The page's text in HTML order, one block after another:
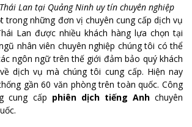
Lan tại Quảng Ninh uy tín chuyên nghiệp
trong những đơn vị chuyên cung cấp dịch vụ
Lan được nhiều khách hàng lựa chọn tại
nhân viên chuyên nghiệp chúng tôi có thể
ngôn ngữ trên thế giới đảm bảo quý khách
dịch vụ mà chúng tôi cung cấp. Hiện nay
gần 60 văn phòng trên toàn quốc. Công
cung cấp phiên dịch tiếng Anhchuyên